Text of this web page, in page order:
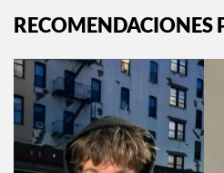
RECOMENDACIONES